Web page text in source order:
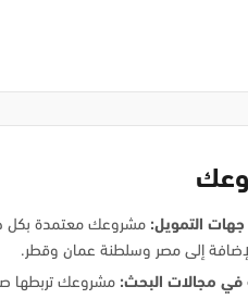
جهات التمويل: مشروعك معتمدة بكل
إلى مصر وسلطنة عمان وقطر.
في مجالات البحث: مشروعك تربطها